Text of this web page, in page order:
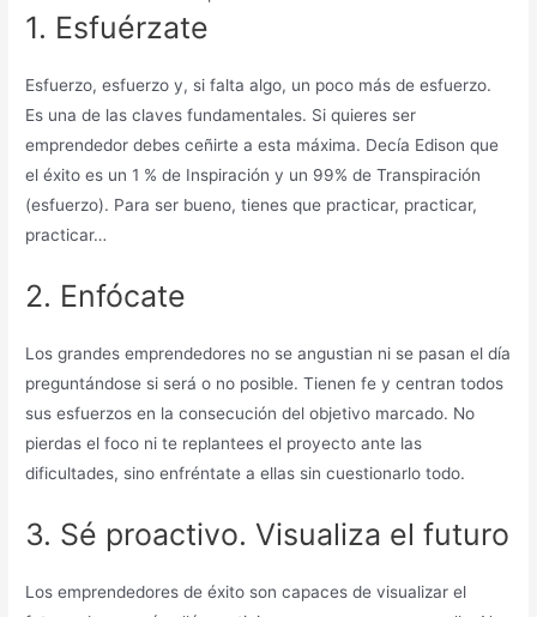
1. Esfuérzate
Esfuerzo, esfuerzo y, si falta algo, un poco más de esfuerzo.
Es una de las claves fundamentales. Si quieres ser
emprendedor debes ceñirte a esta máxima. Decía Edison que
el éxito es un 1 % de Inspiración y un 99% de Transpiración
(esfuerzo). Para ser bueno, tienes que practicar, practicar,
practicar…
2. Enfócate
Los grandes emprendedores no se angustian ni se pasan el día
preguntándose si será o no posible. Tienen fe y centran todos
sus esfuerzos en la consecución del objetivo marcado. No
pierdas el foco ni te replantees el proyecto ante las
dificultades, sino enfréntate a ellas sin cuestionarlo todo.
3. Sé proactivo. Visualiza el futuro
Los emprendedores de éxito son capaces de visualizar el